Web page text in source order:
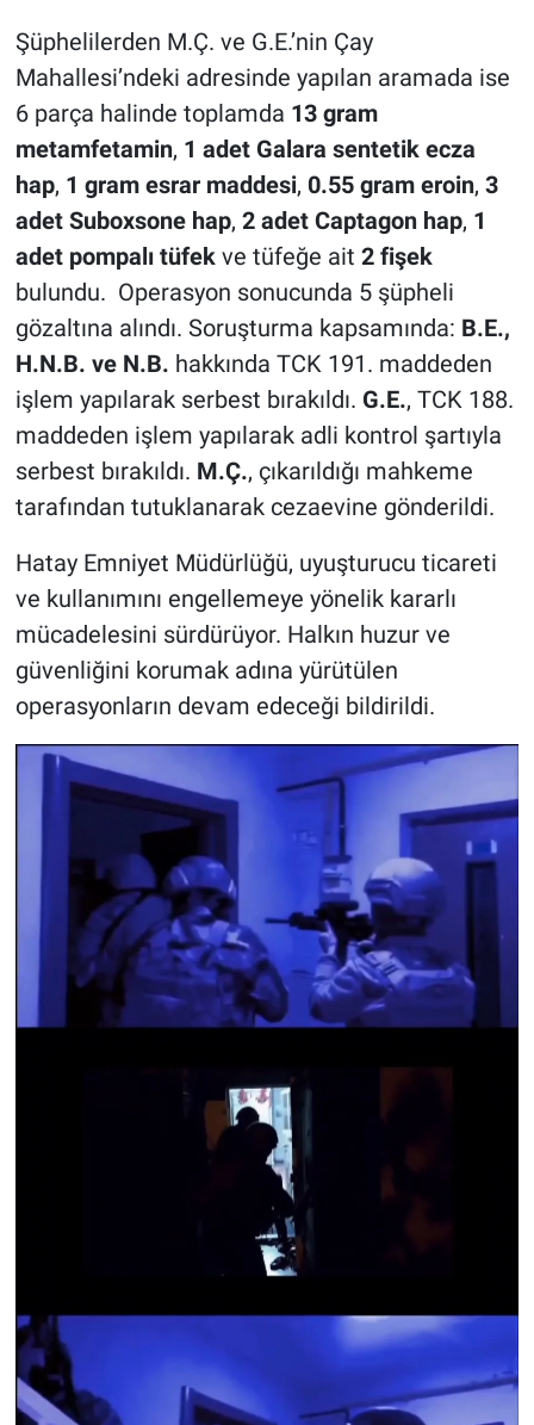
Şüphelilerden M.Ç. ve G.E.’nin Çay
Mahallesi’ndeki adresinde yapılan aramada ise
6 parça halinde toplamda 13 gram
metamfetamin, 1 adet Galara sentetik ecza
hap, 1 gram esrar maddesi, 0.55 gram eroin, 3
adet Suboxsone hap, 2 adet Captagon hap, 1
adet pompalı tüfekve tüfeğe ait 2 fişek
bulundu. Operasyon sonucunda 5 şüpheli
gözaltına alındı. Soruşturma kapsamında: B.E.,
H.N.B. ve N.B. hakkında TCK 191. maddeden
işlem yapılarak serbest bırakıldı. G.E., TCK 188.
maddeden işlem yapılarak adli kontrol şartıyla
serbest bırakıldı. M.Ç., çıkarıldığı mahkeme
tarafından tutuklanarak cezaevine gönderildi.
Hatay Emniyet Müdürlüğü, uyuşturucu ticareti
ve kullanımını engellemeye yönelik kararlı
mücadelesini sürdürüyor. Halkın huzur ve
güvenliğini korumak adına yürütülen
operasyonların devam edeceği bildirildi.